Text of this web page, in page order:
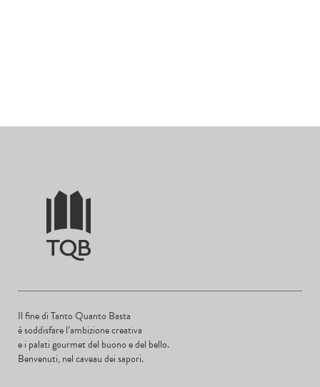
Il fine di Tanto Quanto Basta
è soddisfare l’ambizione creativa
e i palati gourmet del buono e del bello.
Benvenuti, nel caveau dei sapori.